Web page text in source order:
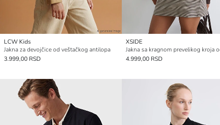
LCW Kids
Jakna za devojčice od veštačkog antilopa
3.999,00 RSD
XSIDE
4.999,00 RSD